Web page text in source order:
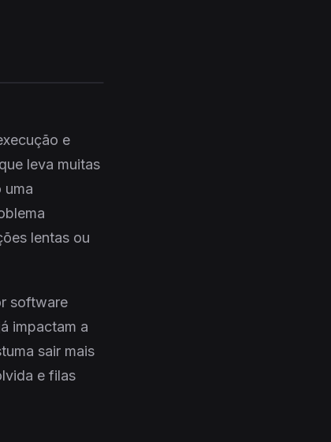
e
leva muitas
uma
lentas ou
software
impactam a
sair mais
e filas